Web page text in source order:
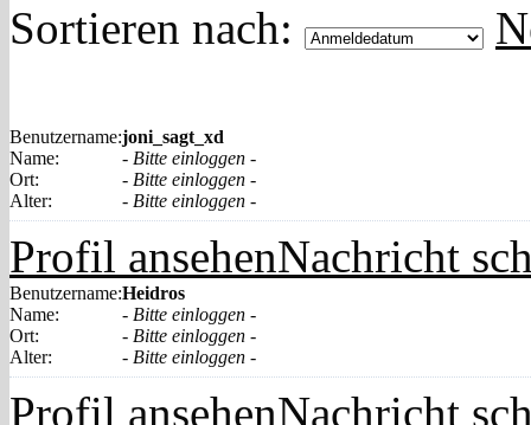
Sortieren nach:
Benutzername:joni_sagt_xd
Name:
- Bitte einloggen -
Ort:
- Bitte einloggen -
Alter:
- Bitte einloggen -
Profil ansehenNachricht
Benutzername:Heidros
Name:
- Bitte einloggen -
Ort:
- Bitte einloggen -
Alter:
- Bitte einloggen -
Profil ansehenNachricht